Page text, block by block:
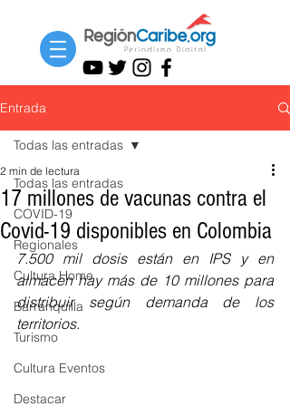
Entrada
Todas las entradas
COVID-19
Regionales
Cultura Home
Barranquilla
Turismo
Cultura Eventos
Destacar
Todas las entradas
17 millones de vacunas contra el
Covid-19 disponibles en Colombia
2 min de lectura
7.500 mil dosis están en IPS y en
almacen hay más de 10 millones para
distribuir según demanda de los
territorios.